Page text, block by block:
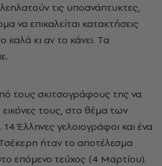
τις υποανάπτυκτες,
να επικαλείται κατακτήσεις
κι αν το κάνει. Tα
τους σκιτσογράφους της να
τους, στο θέμα των
Έλληνες γελοιογράφοι και ένα
ήταν το αποτέλεσμα
επόμενο τεύχος (4 Mαρτίου).